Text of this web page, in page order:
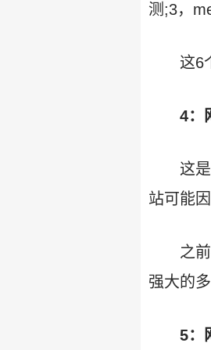
测;3，
这6
4：
这
站可能
之
强大的
5：